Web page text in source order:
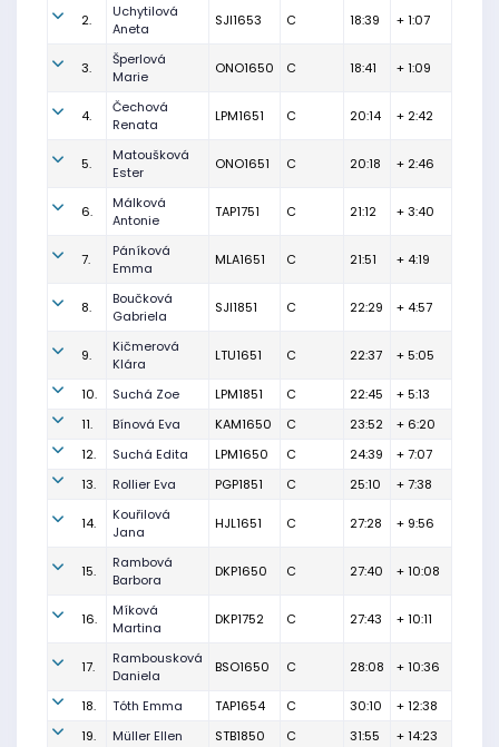
2.
Uchytilová
Aneta
SJI1653 C 18:39 + 1:07
3.
Šperlová
Marie
ONO1650 C 18:41 + 1:09
4.
Čechová
Renata
LPM1651 C 20:14 + 2:42
5.
Matoušková
Ester
ONO1651 C 20:18 + 2:46
6.
Málková
Antonie
TAP1751 C 21:12 + 3:40
7.
Páníková
Emma
MLA1651 C 21:51 + 4:19
8.
Boučková
Gabriela
SJI1851 C 22:29 + 4:57
9.
Kičmerová
Klára
LTU1651 C 22:37 + 5:05
10. Suchá Zoe LPM1851 C 22:45
+ 5:13
11.
Bínová Eva KAM1650 C 23:52
+ 6:20
12.
Suchá Edita LPM1650 C 24:39
+ 7:07
13.
Rollier Eva PGP1851 C 25:10 + 7:38
14.
Kouřilová
Jana
HJL1651 C 27:28 + 9:56
15.
Rambová
Barbora
DKP1650 C 27:40 + 10:08
16.
Míková
Martina
DKP1752 C 27:43 + 10:11
17.
Rambousková
Daniela
BSO1650 C 28:08 + 10:36
18. Tóth Emma TAP1654 C 30:10
+ 12:38
19.
Müller Ellen STB1850 C 31:55 + 14:23